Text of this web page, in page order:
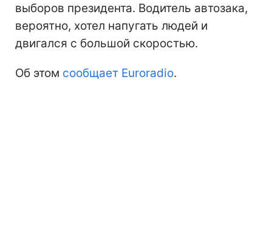
выборов президента. Водитель автозака,
вероятно, хотел напугать людей и
двигался с большой скоростью.
Об этом сообщает Euroradio.